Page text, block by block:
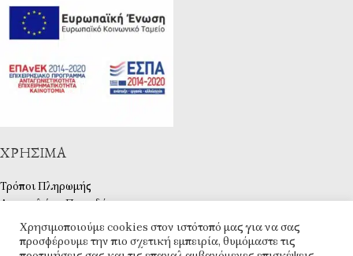
ΧΡΉΣΙΜΑ
Τρόποι Πληρωμής
Αποστολές – Παραδόσεις
Πολιτική Επιστροφών
Φόρμα επιστροφών
Χρησιμοποιούμε cookies στον ιστότοπό μας για να σας
προσφέρουμε την πιο σχετική εμπειρία, θυμόμαστε τις